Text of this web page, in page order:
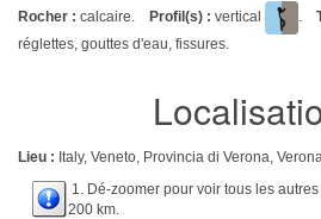
Rocher : calcaire. Profil(s) : vertical .
réglettes, gouttes d'eau, fissures.
Lieu : Italy, Veneto, Provincia di Verona,
1. Dé-zoomer pour voir tous les
200 km.